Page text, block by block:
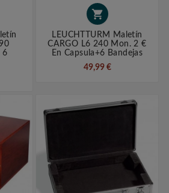
6

LEUCHTTURM Maletín
CARGO L6 240 Mon. 2 €
En Capsula+6 Bandejas
49,99 €